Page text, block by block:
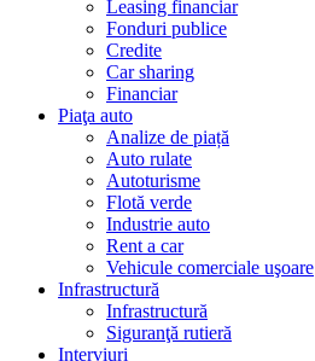
Leasing financiar
Fonduri publice
Credite
Car sharing
Financiar
Piaţa auto
Analize de piață
Auto rulate
Autoturisme
Flotă verde
Industrie auto
Rent a car
Vehicule comerciale uşoare
Infrastructură
Infrastructură
Siguranţă rutieră
Interviuri